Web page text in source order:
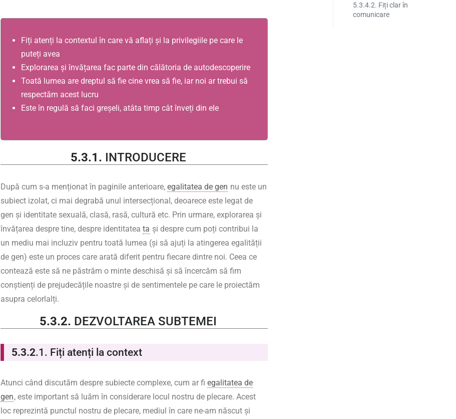
Fiți atenți la contextul în care vă aflați și la privilegiile pe care le
puteți avea
Explorarea și învățarea fac parte din călătoria de autodescoperire
Toată lumea are dreptul să fie cine vrea să fie, iar noi ar trebui să
respectăm acest lucru
Este în regulă să faci greșeli, atâta timp cât înveți din ele
5.3.1. INTRODUCERE
După cum s-a menționat în paginile anterioare,egalitatea de gen nu este un
subiect izolat, ci mai degrabă unul intersecțional, deoarece este legat de
gen și identitate sexuală, clasă, rasă, cultură etc. Prin urmare, explorarea și
învățarea despre tine, despre identitateata și despre cum poți contribui la
un mediu mai incluziv pentru toată lumea (și să ajuți la atingerea egalității
de gen) este un proces care arată diferit pentru fiecare dintre noi. Ceea ce
contează este să ne păstrăm o minte deschisă și să încercăm să fim
conștienți de prejudecățile noastre și de sentimentele pe care le proiectăm
asupra celorlalți.
5.3.2. DEZVOLTAREA SUBTEMEI
5.3.2.1. Fiți atenți la context
Atunci când discutăm despre subiecte complexe, cum ar fiegalitatea de
gen, este important să luăm în considerare locul nostru de plecare. Acest
loc reprezintă punctul nostru de plecare, mediul în care ne-am născut și
5.3.4.2. Fiți clar în
comunicare